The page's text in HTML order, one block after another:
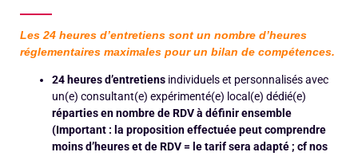
Les 24 heures d’entretiens sont un nombre d’heures
réglementaires maximales pour un bilan de compétences.
24 heures d’entretiens individuels et personnalisés avec
un(e) consultant(e) expérimenté(e) local(e) dédié(e)
réparties en nombre de RDV à définir ensemble
(Important : la proposition effectuée peut comprendre
moins d’heures et de RDV = le tarif sera adapté ; cf nos